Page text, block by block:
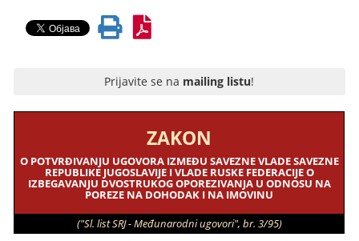
Prijavite se na mailing listu!
ZAKON
O POTVRĐIVANJU UGOVORA IZMEĐU SAVEZNE VLADE SAVEZNE
REPUBLIKE JUGOSLAVIJE I VLADE RUSKE FEDERACIJE O
IZBEGAVANJU DVOSTRUKOG OPOREZIVANJA U ODNOSU NA
POREZE NA DOHODAK I NA IMOVINU
("Sl. list SRJ - Međunarodni ugovori", br. 3/95)